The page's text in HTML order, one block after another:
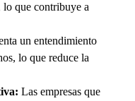
lo que contribuye a
un entendimiento
lo que reduce la
Las empresas que